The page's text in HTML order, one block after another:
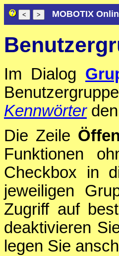
MOBOTIX
Im Dialog
Kennwörterden
Die Zeile
Funktionen
Checkbox in
jeweiligen
Zugriff auf
deaktivieren
legen Sie